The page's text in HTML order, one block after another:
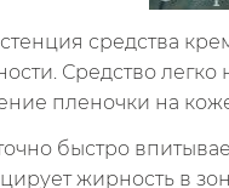
средства
Средство
пленочки на
быстро
жирность в